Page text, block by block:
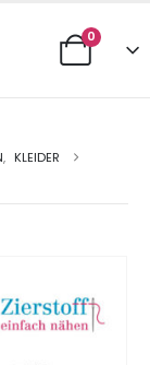
0
, KLEIDER